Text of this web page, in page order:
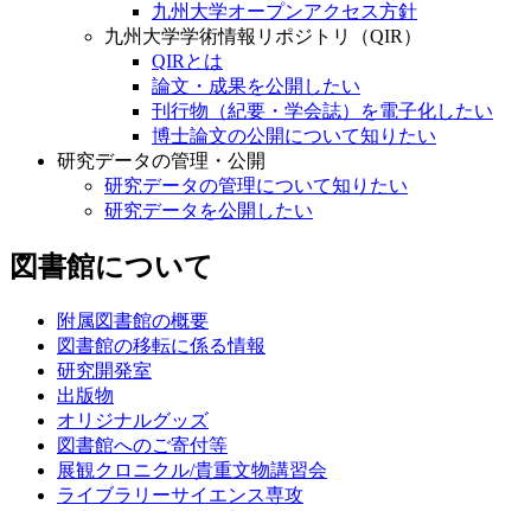
九州大学オープンアクセス方針
九州大学学術情報リポジトリ（QIR）
QIRとは
論文・成果を公開したい
刊行物（紀要・学会誌）を電子化したい
博士論文の公開について知りたい
研究データの管理・公開
研究データの管理について知りたい
研究データを公開したい
図書館について
附属図書館の概要
図書館の移転に係る情報
研究開発室
出版物
オリジナルグッズ
図書館へのご寄付等
展観クロニクル/貴重文物講習会
ライブラリーサイエンス専攻